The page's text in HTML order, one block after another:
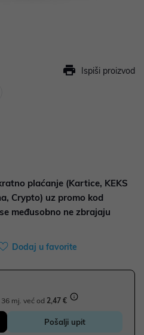
Ispiši proizvod
plaćanje (Kartice, KEKS
Crypto) uz promo kod
međusobno ne zbrajaju
Dodaj u favorite
mj. već od 2,47 €
Pošalji upit